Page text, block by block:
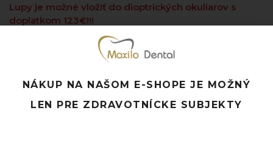
Lupy je možné vložiť do dioptrických okuliarov s
doplatkom 123€!!!
Cena okuliarov je uvedená s titánovým rámom
Pridať k obľúbeným
Doprava ZADARMO pri objednávke nad 120 EUR
Rýchle doručenie a možnosť osobného odberu
NÁKUP NA NAŠOM E-SHOPE JE MOŽNÝ
LEN PRE ZDRAVOTNÍCKE SUBJEKTY